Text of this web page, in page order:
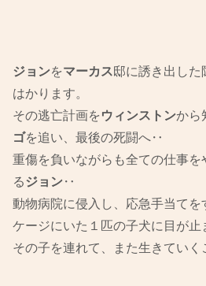
ジョンをマーカス邸に誘き出した
はかります。
その逃亡計画を ウィンストンから
ゴを追い、最後の死闘へ‥
重傷を負いながらも全ての仕事
るジョン‥
動物病院に侵入し、応急手当てを
ケージにいた１匹の子犬に目が止
その子を連れて、また生きてい